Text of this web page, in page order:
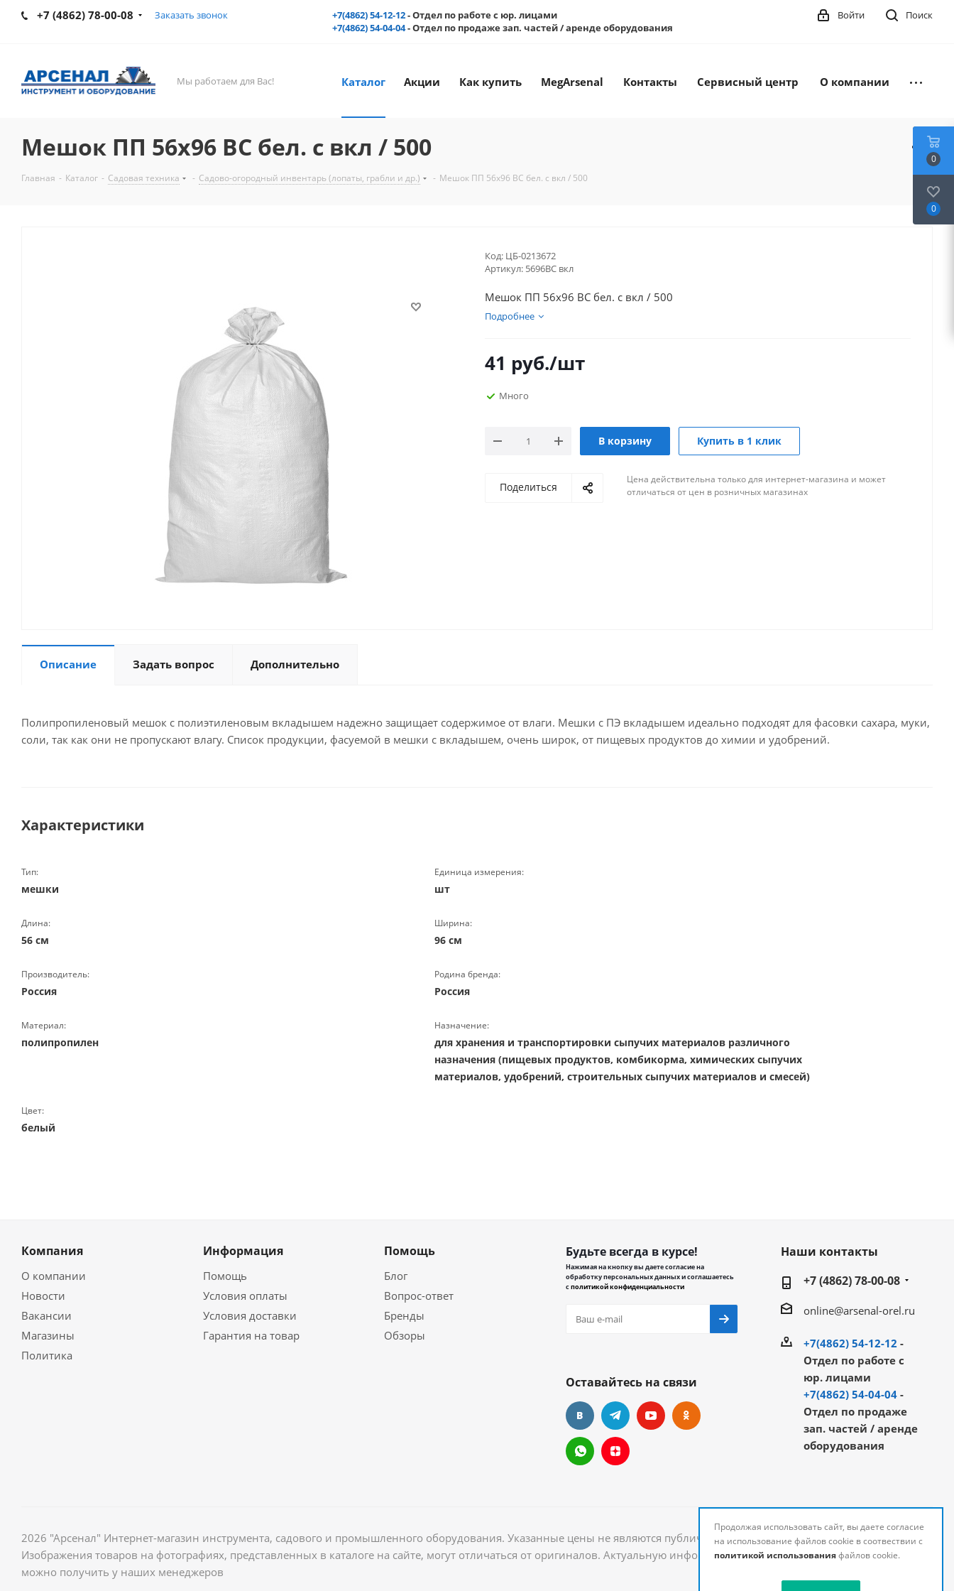
+7 (4862) 78-00-08 Заказать звонок +7(4862) 54-12-12- Отдел по работе с юр. лицами
+7(4862) 54-04-04- Отдел по продаже зап. частей / аренде оборудования
Поиск
Войти
Мы работаем для Вас! Каталог Акции Как купить MegArsenal Контакты Сервисный центр О компании
Мешок ПП 56х96 ВС бел. с вкл / 500
Главная - Каталог - Садовая техника - Садово-огородный инвентарь (лопаты, грабли и др.) - Мешок ПП 56х96 ВС бел. с вкл / 500
Код: ЦБ-0213672
Артикул: 5696ВС вкл
Мешок ПП 56х96 ВС бел. с вкл / 500
Подробнее
41 руб./шт
Много
В корзину Купить в 1 клик
Поделиться
Цена действительна только для интернет-магазина и может
отличаться от цен в розничных магазинах
Описание Задать вопрос Дополнительно
Полипропиленовый мешок с полиэтиленовым вкладышем надежно защищает содержимое от влаги. Мешки с ПЭ вкладышем идеально подходят для фасовки сахара, муки,
соли, так как они не пропускают влагу. Список продукции, фасуемой в мешки с вкладышем, очень широк, от пищевых продуктов до химии и удобрений.
Характеристики
Тип:
мешки
Единица измерения:
шт
Длина:
56 см
Ширина:
96 см
Производитель:
Россия
Родина бренда:
Россия
Материал:
полипропилен
Назначение:
для хранения и транспортировки сыпучих материалов различного
назначения (пищевых продуктов, комбикорма, химических сыпучих
материалов, удобрений, строительных сыпучих материалов и смесей)
Цвет:
белый
Компания
О компании
Новости
Вакансии
Магазины
Политика
Информация
Помощь
Условия оплаты
Условия доставки
Гарантия на товар
Помощь
Блог
Вопрос-ответ
Бренды
Обзоры
Будьте всегда в курсе!
Нажимая на кнопку вы даете согласие на
обработку персональных данных и соглашаетесь
сполитикой конфиденциальности
Оставайтесь на связи
Наши контакты
+7 (4862) 78-00-08
online@arsenal-orel.ru
+7(4862) 54-12-12 -
Отдел по работе с
юр. лицами
+7(4862) 54-04-04-
Отдел по продаже
зап. частей / аренде
оборудования
2026 "Арсенал" Интернет-магазин инструмента, садового и промышленного оборудования. Указанные цены не являются публичной офертой и могут быть изменены.
Изображения товаров на фотографиях, представленных в каталоге на сайте, могут отличаться от оригиналов. Актуальную информацию о стоимости и наличии товаров
можно получить у наших менеджеров
0
0
Продолжая использовать сайт, вы даете согласие
на использование файлов cookie в соотвествии с
политикой использованияфайлов cookie.